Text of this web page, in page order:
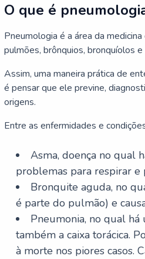
O que é
Pneumologia é a área da
pulmões, brônquios, bronquíolos
Assim, uma maneira prática de
é pensar que ele previne,
origens.
Entre as enfermidades e
Asma, doença no qual
problemas para respirar e
Bronquite aguda, no
é parte do pulmão) e
Pneumonia, no qual
também a caixa torácica.
à morte nos piores casos.